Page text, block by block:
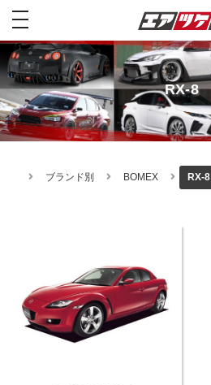
toggle
RX-8
ブランド別 BOMEX RX-8